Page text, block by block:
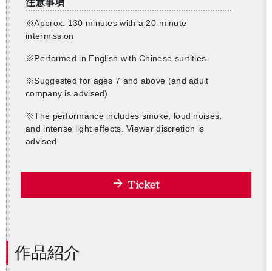
※Approx. 130 minutes with a 20-minute
intermission
※Performed in English with Chinese surtitles
※Suggested for ages 7 and above (and adult
company is advised)
※The performance includes smoke, loud noises,
and intense light effects. Viewer discretion is
advised.
Ticket
作品紹介
還沒加入會員